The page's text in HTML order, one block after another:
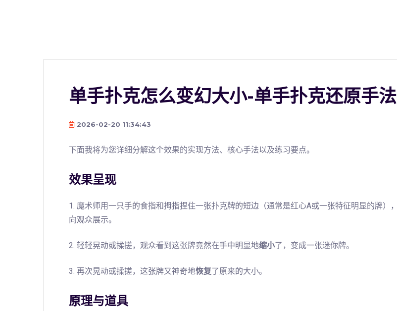
单手扑克怎么变幻大小-单手扑克还原手法
2026-02-20 11:34:43
下面我将为您详细分解这个效果的实现方法、核心手法以及练习要点。
效果呈现
1. 魔术师用一只手的食指和拇指捏住一张扑克牌的短边（通常是红心A或一张特征明显的牌），
向观众展示。
2. 轻轻晃动或揉搓，观众看到这张牌竟然在手中明显地缩小了，变成一张迷你牌。
3. 再次晃动或揉搓，这张牌又神奇地恢复了原来的大小。
原理与道具